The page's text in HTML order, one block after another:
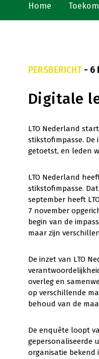
Home
PERSBERICHT- 6
Digitale
LTO Nederland
stikstofimpasse.
getoetst, en leden
LTO Nederland
stikstofimpasse.
september heeft
7 november
begin van de
maar zijn
De inzet van LTO
overleg en
op verschillende
behoud van de
De enquête loopt
gepersonaliseerde
organisatie bekend